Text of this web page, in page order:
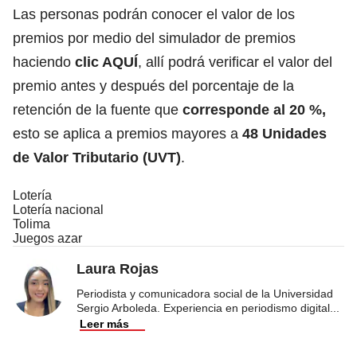
Las personas podrán conocer el valor de los
premios por medio del simulador de premios
haciendo clic AQUÍ, allí podrá verificar el valor del
premio antes y después del porcentaje de la
retención de la fuente que corresponde al 20 %,
esto se aplica a premios mayores a 48 Unidades
de Valor Tributario (UVT).
Lotería
Lotería nacional
Tolima
Juegos azar
Laura Rojas
Periodista y comunicadora social de la Universidad
Sergio Arboleda. Experiencia en periodismo digital
Leer más